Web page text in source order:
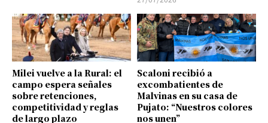
Milei vuelve a la Rural: el
campo espera señales
sobre retenciones,
competitividad y reglas
de largo plazo
Scaloni recibió a
excombatientes de
Malvinas en su casa de
Pujato: “Nuestros colores
nos unen”